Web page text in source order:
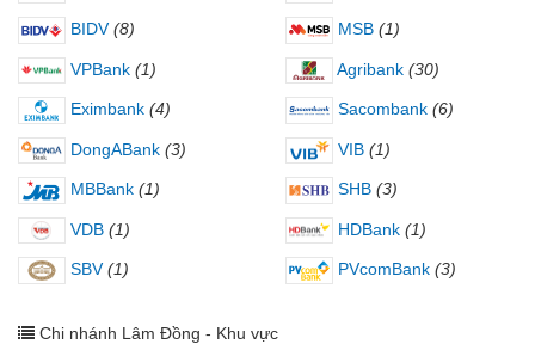
BIDV (8) MSB (1)
VPBank (1) Agribank (30)
Eximbank (4) Sacombank (6)
DongABank (3) VIB (1)
MBBank (1) SHB (3)
VDB (1) HDBank (1)
SBV (1) PVcomBank (3)
Chi nhánh Lâm Đồng - Khu vực